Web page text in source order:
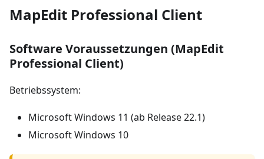
MapEdit Professional Client
Software Voraussetzungen (MapEdit
Professional Client)
Betriebssystem:
Microsoft Windows 11 (ab Release 22.1)
Microsoft Windows 10